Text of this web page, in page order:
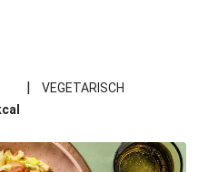
|
VEGETARISCH